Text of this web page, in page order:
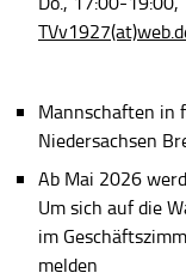
Mannschaften in
Niedersachsen
Ab Mai 2026
Um sich auf die
im
melden